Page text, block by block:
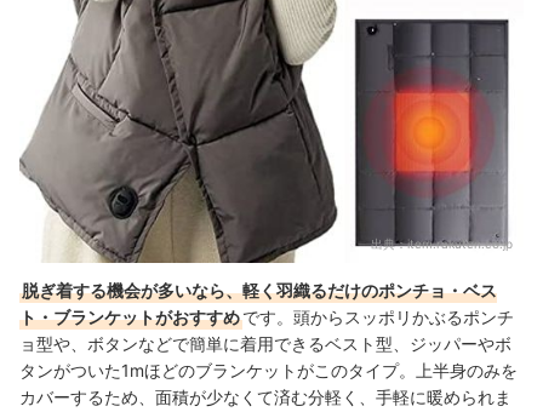
出典：item.rakuten.co.jp
脱ぎ着する機会が多いなら、軽く羽織るだけのポンチョ・ベス
ト・ブランケットがおすすめです。頭からスッポリかぶるポンチ
ョ型や、ボタンなどで簡単に着用できるベスト型、ジッパーやボ
タンがついた1mほどのブランケットがこのタイプ。上半身のみを
カバーするため、面積が少なくて済む分軽く、手軽に暖められま